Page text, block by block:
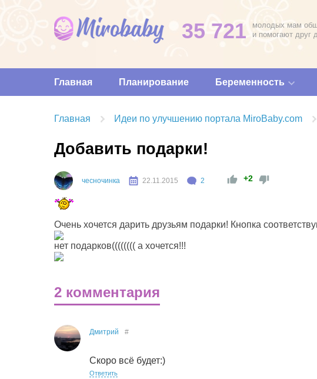
35 721
молодых мам
и помогают друг
Главная Планирование Беременность
Главная Идеи по улучшению портала MiroBaby.com
Добавить подарки!
чесночинка 22.11.2015 2 +2
Очень хочется дарить друзьям подарки! Кнопка
нет подарков(((((((( а хочется!!!
2 комментария
Дмитрий #
Скоро всё будет:)
Ответить